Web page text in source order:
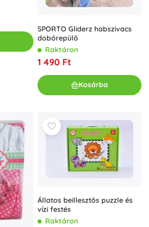
SPORTO Gliderz habszivacs
dobórepülő
Raktáron
1 490 Ft
Kosárba
Állatos beillesztős puzzle és
vízi festés
Raktáron